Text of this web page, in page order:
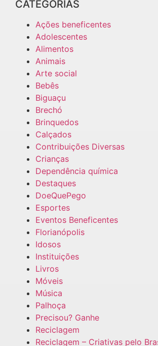
CATEGORIAS
Ações beneficentes
Adolescentes
Alimentos
Animais
Arte social
Bebês
Biguaçu
Brechó
Brinquedos
Calçados
Contribuições Diversas
Crianças
Dependência química
Destaques
DoeQuePego
Esportes
Eventos Beneficentes
Florianópolis
Idosos
Instituições
Livros
Móveis
Música
Palhoça
Precisou? Ganhe
Reciclagem
Reciclagem – Criativas pelo